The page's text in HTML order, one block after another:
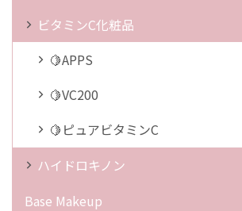
ビタミンC化粧品
🍋APPS
🍋VC200
🍋ピュアビタミンC
ハイドロキノン
Base Makeup